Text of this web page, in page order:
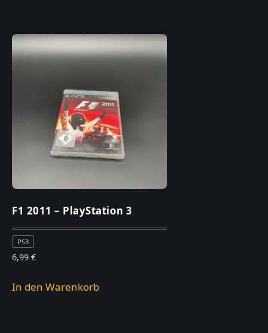
F1 2011 – PlayStation 3
PS3
6,99€
In den Warenkorb